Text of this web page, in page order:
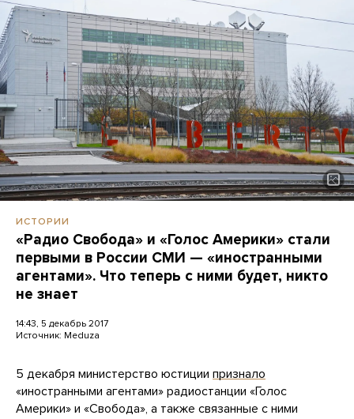
ИСТОРИИ
«Радио Свобода» и «Голос Америки» стали
первыми в России СМИ — «иностранными
агентами». Что теперь с ними будет, никто
не знает
14:43, 5 декабрь 2017
Источник: Meduza
5 декабря министерство юстиции признало
«иностранными агентами» радиостанции «Голос
Америки» и «Свобода», а также связанные с ними